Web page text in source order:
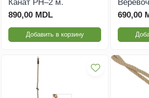
Игровые домики
Детские столики и
Доски для рисования
Канат PH–2 м.
890,00 MDL
Добавить в корзину
690,00